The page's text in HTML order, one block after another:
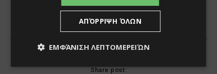
ΑΠΌΡΡΙΨΗ ΌΛΩΝ
ΕΜΦΆΝΙΣΗ ΛΕΠΤΟΜΕΡΕΙΏΝ